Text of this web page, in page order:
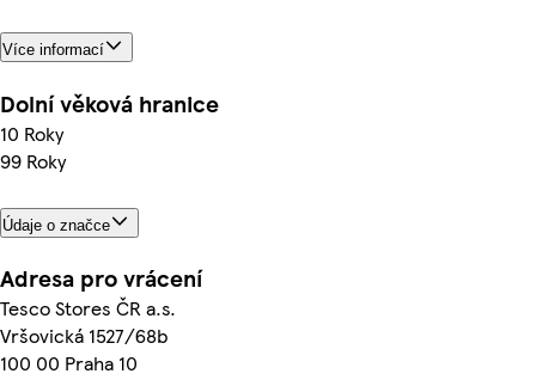
Více informací
Dolní věková hranice
10 Roky
99 Roky
Údaje o značce
Adresa pro vrácení
Tesco Stores ČR a.s.
Vršovická 1527/68b
100 00 Praha 10